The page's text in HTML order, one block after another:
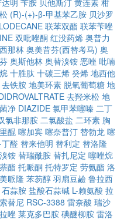
明 苄胺 贝他斯汀 黄连素 柑
(R)-(+)-β-甲基苯乙胺 贝沙罗
联苯双酯 联苯苄唑
双吡唑酮 红没药烯 奥普力
那林 奥美昔芬(西替考马) 奥
奥斯他林 奥替溴铵 恶唑 吡喃
十胜肽 十碳三烯 癸烯 地西他
去铁胺 地美环素 脱氧葡萄糖 地
去羟米松 地
净 DIAZIDE 氯甲苯噻嗪 二丁
氯非那胺 二氯酸盐 二环素 胸
醌 噻加宾 噻奈普汀 替勃龙 噻
醛替来他明 替利定 替洛隆
铵 替瑞酰胺 替扎尼定 噻唑烷
酯 托哌酮 托特罗定 劳氨酯 洛
哌隆 苯芴醇 羽扇豆鹼 鲁拉西
石蒜胺 盐酸石蒜碱 L-赖氨酸 拉
替尼 RSC-3388 雷奈酸 瑞沙
唑 莱克多巴胺 碘醚柳胺 雷洛